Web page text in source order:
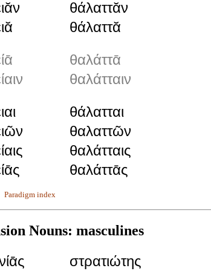
θάλαττᾰν
θάλαττᾰ
θαλάττᾱ
θαλάτταιν
θάλατται
θαλαττῶν
θαλάτταις
θαλάττᾱς
Paradigm index
Nouns: masculines
στρατιώτης